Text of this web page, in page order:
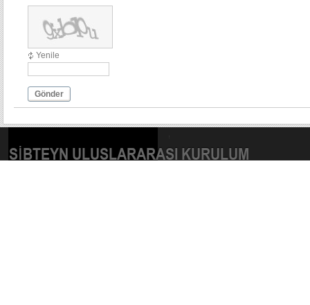
Yenile
Gönder
SIBTEYN ULUSLARARASI KURULUM